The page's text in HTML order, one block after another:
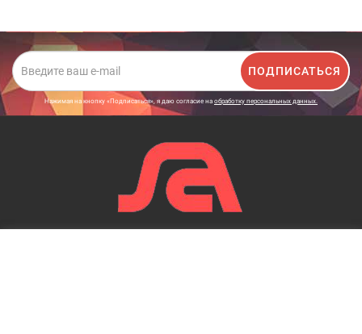
ПОДПИСАТЬСЯ
Нажимая на кнопку «Подписаться», я даю cогласие на обработку персональных данных.